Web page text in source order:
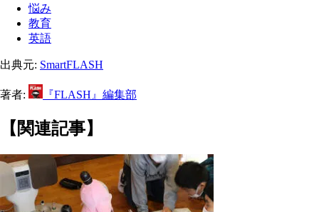
悩み
教育
英語
出典元: SmartFLASH
著者: 『FLASH』編集部
【関連記事】